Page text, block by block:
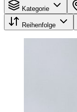
Kategorie
Reihenfolge